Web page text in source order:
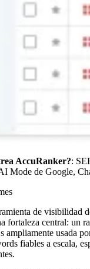
AccuRanker?:
Mode de Google,
de visibilidad
fortaleza central: un
ampliamente usada
fiables a escala,